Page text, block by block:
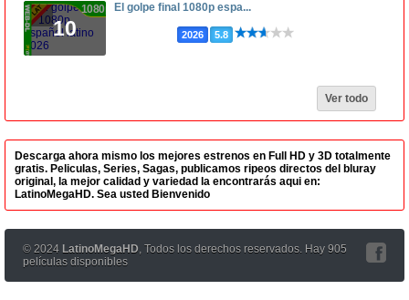
10
1080p El golpe final 1080p espa...
2026 5.8
Ver todo
Descarga ahora mismo los mejores estrenos en Full HD y 3D totalmente
gratis. Peliculas, Series, Sagas, publicamos ripeos directos del bluray
original, la mejor calidad y variedad la encontrarás aqui en:
LatinoMegaHD. Sea usted Bienvenido
© 2024 LatinoMegaHD, Todos los derechos reservados. Hay 905
películas disponibles